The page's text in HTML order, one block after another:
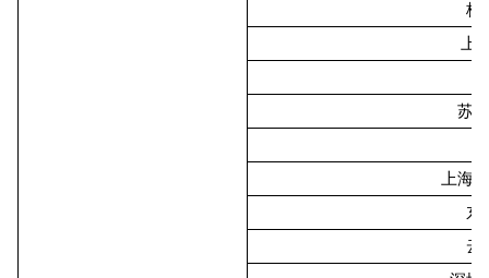
杭
上
苏
上海
东
云